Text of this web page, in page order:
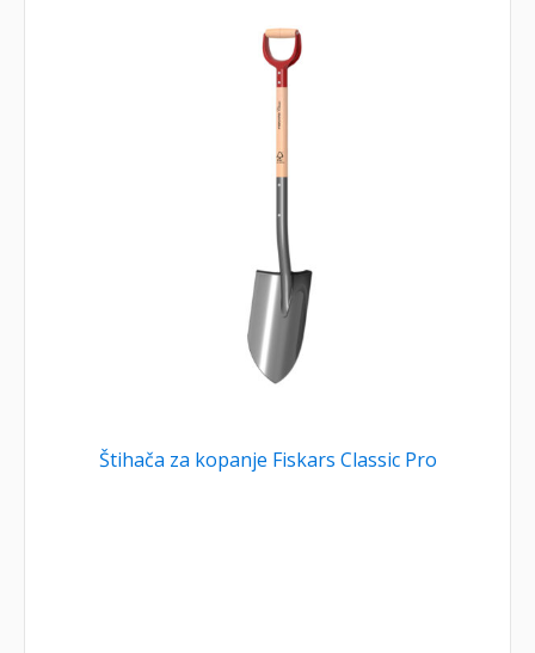
Štihača za kopanje Fiskars Classic Pro